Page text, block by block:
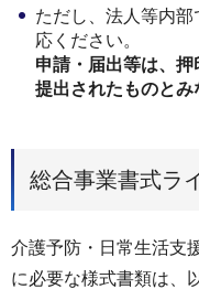
ただし、法人等内
応ください。
申請・届出等は、
提出されたものとみ
総合事業書式ラ
介護予防・日常生活支
に必要な様式書類は、